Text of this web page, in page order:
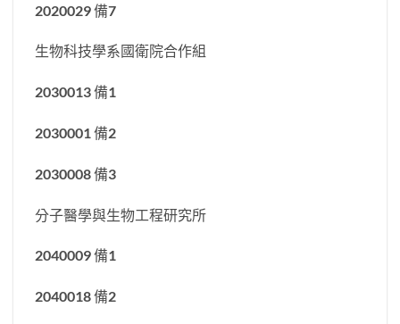
2020029 備7
生物科技學系國衛院合作組
2030013 備1
2030001 備2
2030008 備3
分子醫學與生物工程研究所
2040009 備1
2040018 備2